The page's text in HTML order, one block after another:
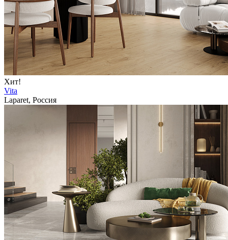
Хит!
Vita
Laparet, Россия